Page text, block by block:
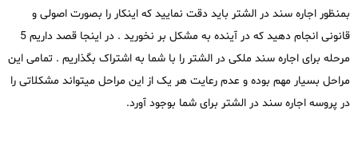
بمنظور اجاره سند در الشتر باید دقت نمایید که اینکار را بصورت اصولی و
قانونی انجام دهید که در آینده به مشکل بر نخورید . در اینجا قصد داریم 5
مرحله برای اجاره سند ملکی در الشتر را با شما به اشتراک بگذاریم . تمامی این
مراحل بسیار مهم بوده و عدم رعایت هر یک از این مراحل میتواند مشکلاتی را
در پروسه اجاره سند در الشتر برای شما بوجود آورد.